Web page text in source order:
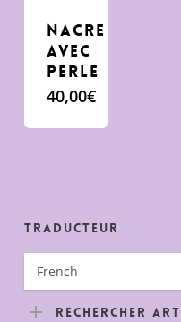
Nacre
avec
perle
40,00€
Traducteur
Rechercher